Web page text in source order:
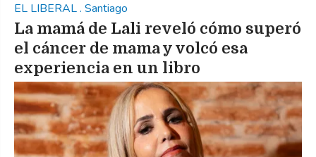
EL LIBERAL. Santiago
La mamá de Lali reveló cómo superó
el cáncer de mama y volcó esa
experiencia en un libro